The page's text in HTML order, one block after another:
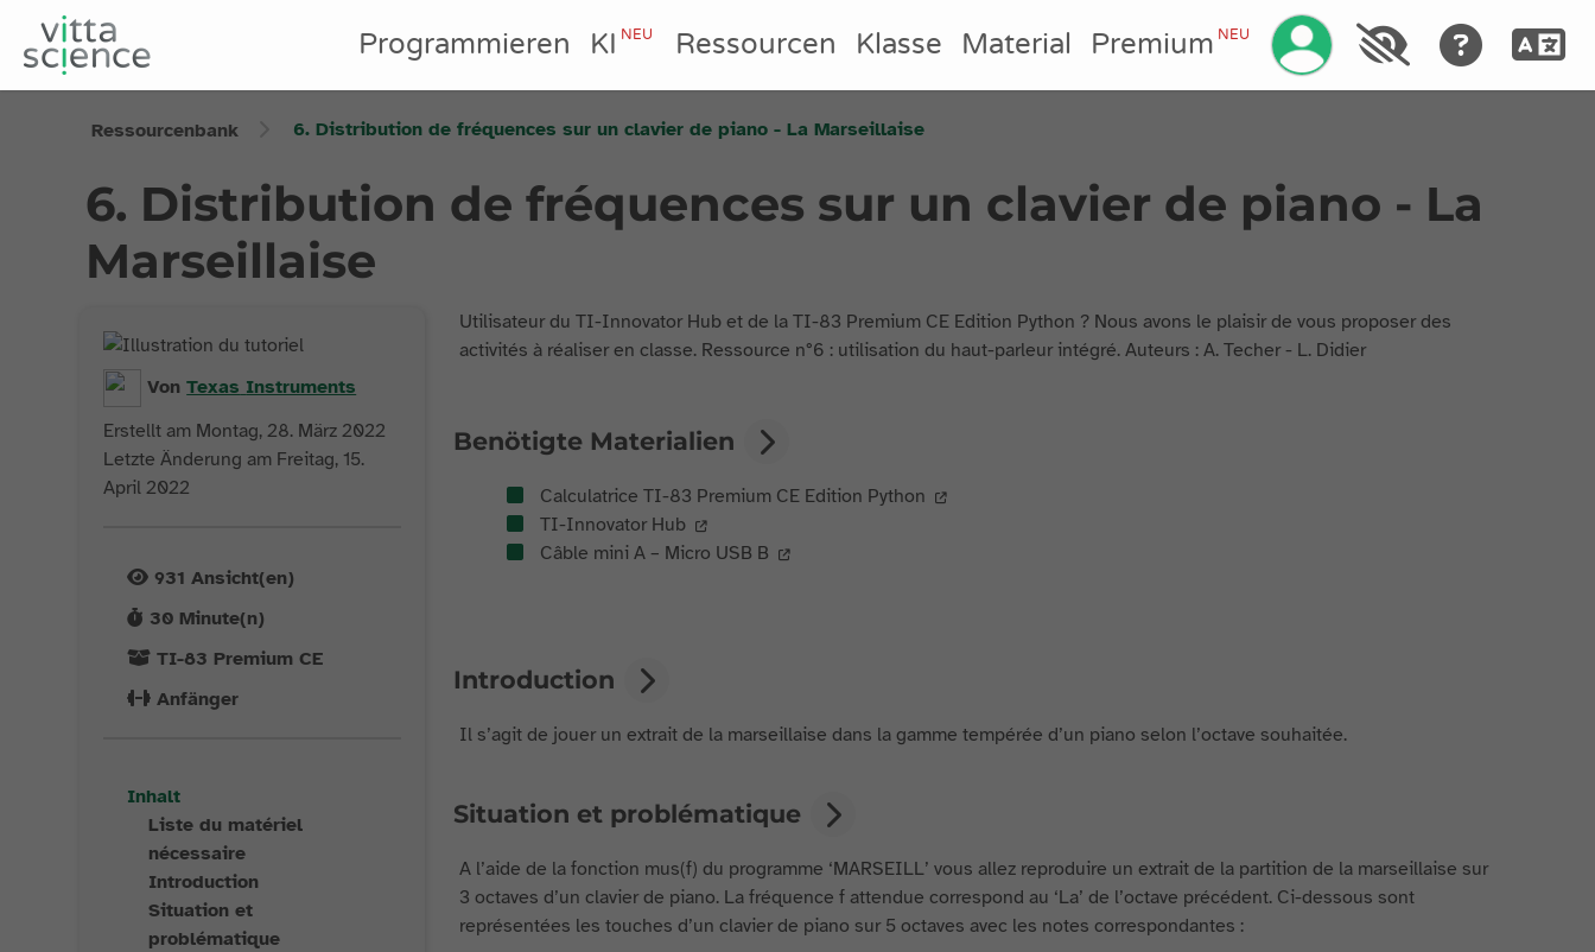
Programmieren KINEU Ressourcen Klasse Material PremiumNEU Ihr Konto verwalten
Ressourcenbank 6. Distribution de fréquences sur un clavier de piano - La Marseillaise
6. Distribution de fréquences sur un clavier de piano - La
Marseillaise
VonTexas Instruments
Erstellt am Montag, 28. März 2022
Letzte Änderung am Freitag, 15.
April 2022
931 Ansicht(en)
30 Minute(n)
TI-83 Premium CE
Anfänger
Inhalt
Liste du matériel
nécessaire
Introduction
Situation et
problématique
Utilisateur du TI-Innovator Hub et de la TI-83 Premium CE Edition Python ? Nous avons le plaisir de vous proposer des
activités à réaliser en classe. Ressource n°6 : utilisation du haut-parleur intégré. Auteurs : A. Techer - L. Didier
Benötigte Materialien
Calculatrice TI-83 Premium CE Edition Python
TI-Innovator Hub
Câble mini A – Micro USB B
Introduction
Il s’agit de jouer un extrait de la marseillaise dans la gamme tempérée d’un piano selon l’octave souhaitée.
Situation et problématique
A l’aide de la fonction mus(f) du programme ‘MARSEILL’ vous allez reproduire un extrait de la partition de la marseillaise sur
3 octaves d’un clavier de piano. La fréquence f attendue correspond au ‘La’ de l’octave précédent. Ci-dessous sont
représentées les touches d’un clavier de piano sur 5 octaves avec les notes correspondantes :